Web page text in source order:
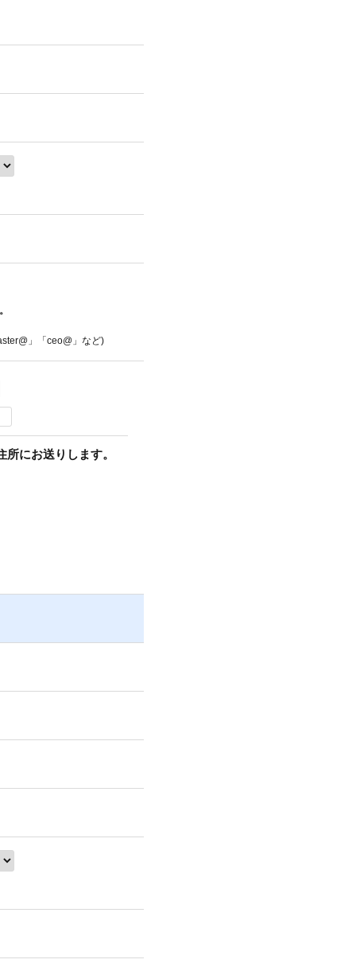
」「ceo@」など)
にお送りします。